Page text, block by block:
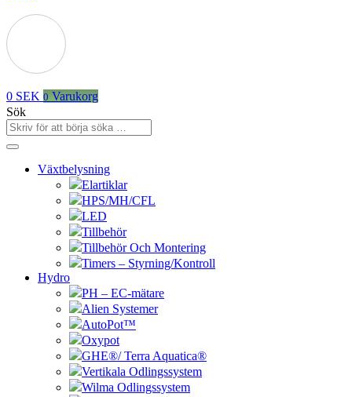
0 SEK 0 Varukorg
Sök
Växtbelysning
Elartiklar
HPS/MH/CFL
LED
Tillbehör
Tillbehör Och Montering
Timers – Styrning/Kontroll
Hydro
PH – EC-mätare
Alien Systemer
AutoPot™
Oxypot
GHE®/ Terra Aquatica®
Vertikala Odlingssystem
Wilma Odlingssystem